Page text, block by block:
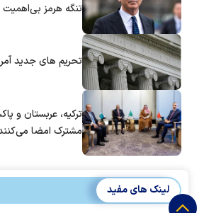
تنگه هرمز
تحریم های جدید
ترکیه، عربستان و
مشترک امضا
لینک های مفید